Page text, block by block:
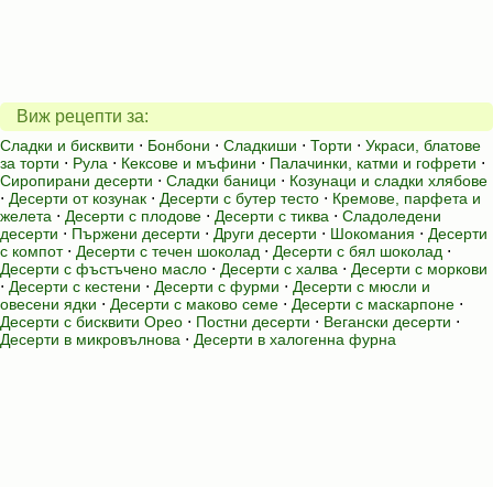
Виж рецепти за:
Сладки и бисквити ⋅ Бонбони ⋅ Сладкиши ⋅ Торти ⋅ Украси, блатове
за торти ⋅ Рула ⋅ Кексове и мъфини ⋅ Палачинки, катми и гофрети ⋅
Сиропирани десерти ⋅ Сладки баници ⋅ Козунаци и сладки хлябове
⋅ Десерти от козунак ⋅ Десерти с бутер тесто ⋅ Кремове, парфета и
желета ⋅ Десерти с плодове ⋅ Десерти с тиква ⋅ Сладоледени
десерти ⋅ Пържени десерти ⋅ Други десерти ⋅ Шокомания ⋅ Десерти
с компот⋅ Десерти с течен шоколад ⋅ Десерти с бял шоколад ⋅
Десерти с фъстъчено масло ⋅ Десерти с халва ⋅ Десерти с моркови
⋅ Десерти с кестени ⋅ Десерти с фурми ⋅ Десерти с мюсли и
овесени ядки ⋅ Десерти с маково семе ⋅ Десерти с маскарпоне ⋅
Десерти с бисквити Орео ⋅ Постни десерти ⋅ Вегански десерти ⋅
Десерти в микровълнова ⋅ Десерти в халогенна фурна